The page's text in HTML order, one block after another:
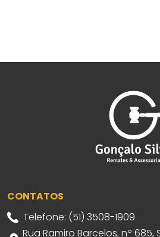
CONTATOS
Telefone: (51) 3508-1909
Rua Ramiro Barcelos, nº 685,